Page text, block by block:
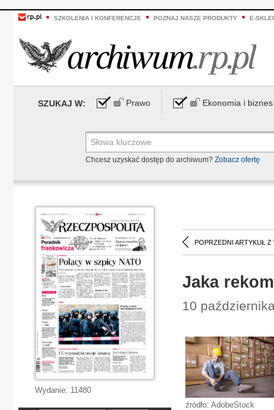
SZKOLENIA I KONFERENCJE POZNAJ NASZE PRODUKTY E-
SZUKAJ W: Prawo Ekonomia i biznes
Chcesz uzyskać dostęp do archiwum? Zobacz ofertę
POPRZEDNI ARTYKUŁ Z
Jaka
10
źródło: AdobeStock
Wydanie: 11480